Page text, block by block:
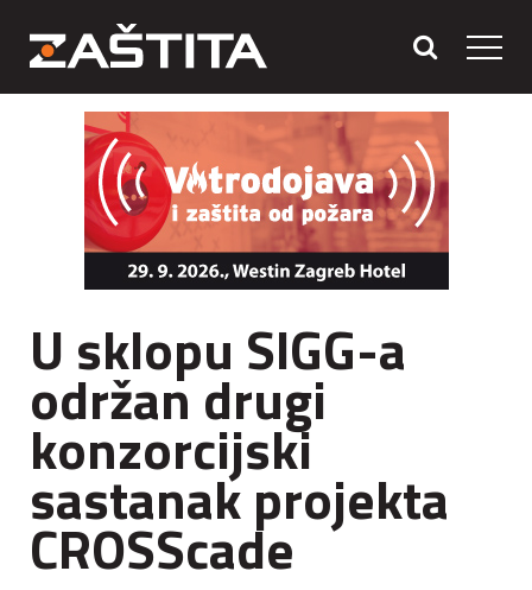
U sklopu SIGG-a
održan drugi
konzorcijski
sastanak projekta
CROSScade